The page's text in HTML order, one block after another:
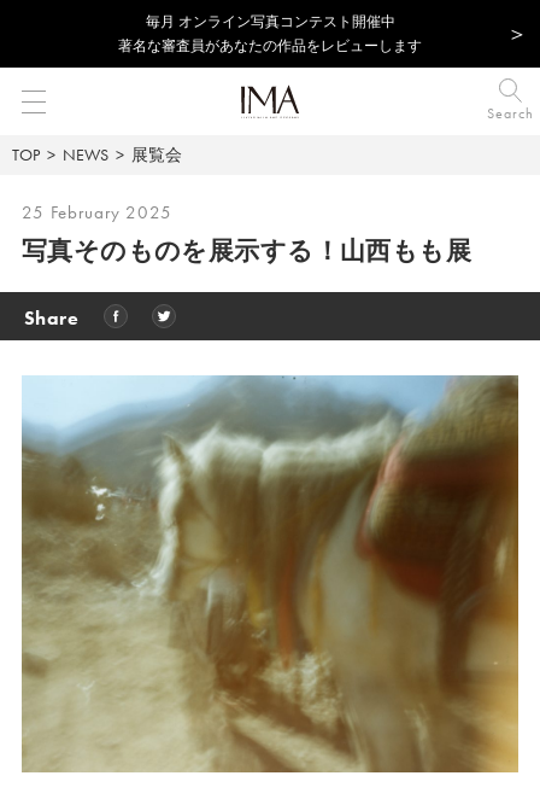
毎⽉ オンライン写真コンテスト開催中
著名な審査員があなたの作品をレビューします
Search
TOP NEWS 展覧会
25 February 2025
写真そのものを展示する！山西もも展
Share